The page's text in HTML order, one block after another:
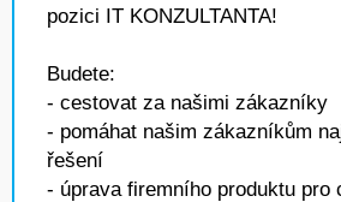
pozici IT KONZULTANTA!
Budete:
- cestovat za našimi zákazníky
- pomáhat našim zákazníkům
řešení
- úprava firemního produktu pro